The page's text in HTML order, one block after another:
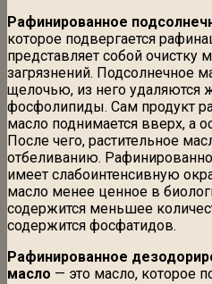
Рафинированное
которое подвергается
представляет собой очистку
загрязнений. Подсолнечное
щелочью, из него удаляются
фосфолипиды. Сам продукт
масло поднимается вверх, а
После чего, растительное
отбеливанию.
имеет слабоинтенсивную
масло менее ценное в
содержится меньшее
содержится фосфатидов.
Рафинированное
масло — это масло, которое